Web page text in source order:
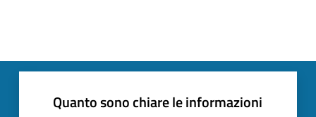
Quanto sono chiare le informazioni